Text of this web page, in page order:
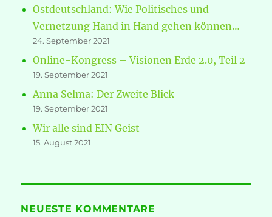
Ostdeutschland: Wie Politisches und
Vernetzung Hand in Hand gehen können…
24. September 2021
Online-Kongress – Visionen Erde 2.0, Teil 2
19. September 2021
Anna Selma: Der Zweite Blick
19. September 2021
Wir alle sind EIN Geist
15. August 2021
NEUESTE KOMMENTARE